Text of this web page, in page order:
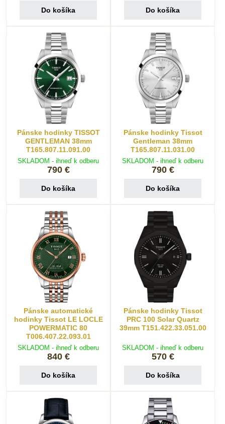
Do košíka Do košíka
Pánske hodinky TISSOT
GENTLEMAN 38mm
T165.807.11.091.00
SKLADOM - ihneď k odberu
790 €
Do košíka
Pánske hodinky Tissot
Gentleman 38mm
T165.807.11.031.00
SKLADOM - ihneď k odberu
790 €
Do košíka
Pánske automatické
hodinky Tissot LE LOCLE
POWERMATIC 80
T006.407.22.093.01
SKLADOM - ihneď k odberu
840 €
Do košíka
Pánske hodinky Tissot
PRC 100 Solar Quartz
39mm T151.422.33.051.00
SKLADOM - ihneď k odberu
570 €
Do košíka